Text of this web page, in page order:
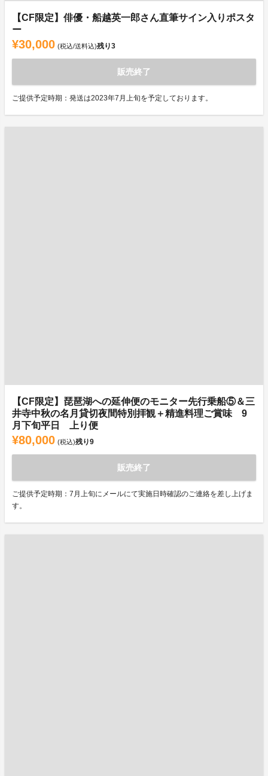
【CF限定】俳優・船越英一郎さん直筆サイン入りポスタ
ー
¥30,000 (税込/送料込)残り3
販売終了
ご提供予定時期：発送は2023年7月上旬を予定しております。
【CF限定】琵琶湖への延伸便のモニター先行乗船⑤＆三
井寺中秋の名月貸切夜間特別拝観＋精進料理ご賞味 9
月下旬平日 上り便
¥80,000 (税込)残り9
販売終了
ご提供予定時期：7月上旬にメールにて実施日時確認のご連絡を差し上げま
す。